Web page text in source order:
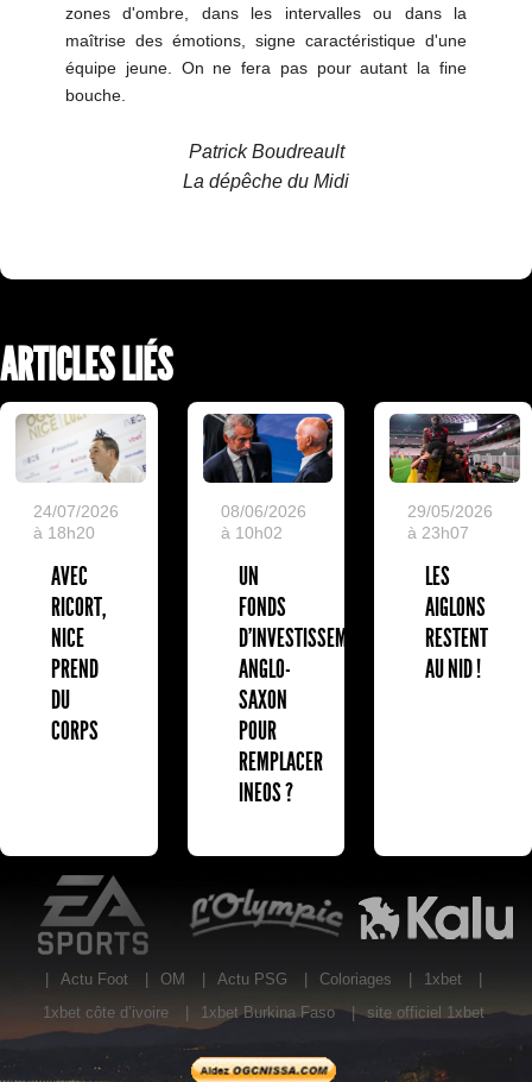
zones d'ombre, dans les intervalles ou dans la
maîtrise des émotions, signe caractéristique d'une
équipe jeune. On ne fera pas pour autant la fine
bouche.
Patrick Boudreault
La dépêche du Midi
ARTICLES LIÉS
24/07/2026
à 18h20
AVEC
RICORT,
NICE
PREND
DU
CORPS
08/06/2026
à 10h02
UN
FONDS
D'INVESTISSEMENT
ANGLO-
SAXON
POUR
REMPLACER
INEOS ?
29/05/2026
à 23h07
LES
AIGLONS
RESTENT
AU NID !
EA Sports
Actu Foot OM Actu PSG Coloriages 1xbet
1xbet côte d’ivoire
1xbet Burkina Faso | site officiel 1xbet